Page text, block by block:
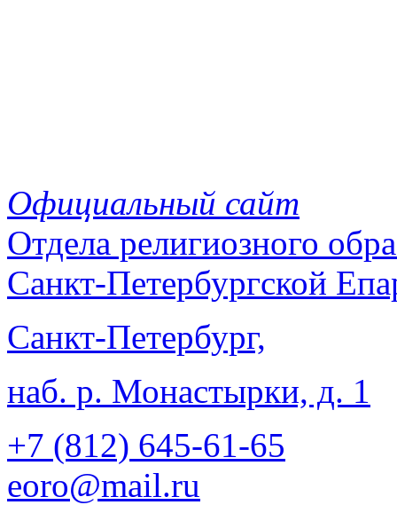
Официальный сайт
Отдела религиозного
Санкт-Петербургской
Санкт-Петербург,
наб. р. Монастырки, д. 1
+7 (812) 645-61-65
eoro@mail.ru